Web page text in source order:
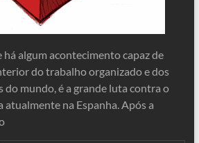
há algum acontecimento capaz de
do trabalho organizado e dos
mundo, é a grande luta contra o
atualmente na Espanha. Após a